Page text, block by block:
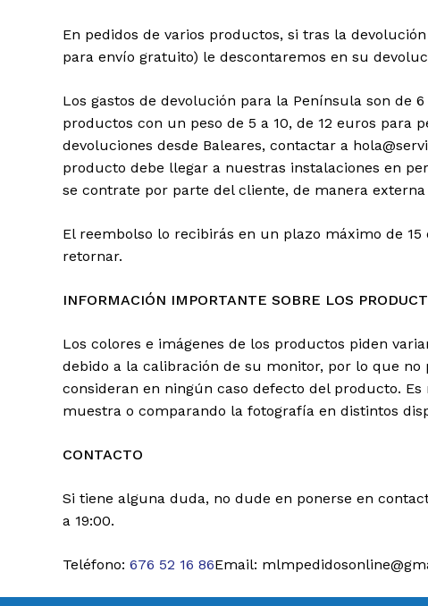
En pedidos de varios productos, si tras la
para envío gratuito) le descontaremos en su
Los gastos de devolución para la Península son de
productos con un peso de 5 a 10, de 12 euros para
devoluciones desde Baleares, contactar a
producto debe llegar a nuestras instalaciones en
se contrate por parte del cliente, de manera externa
El reembolso lo recibirás en un plazo máximo de
retornar.
INFORMACIÓN IMPORTANTE SOBRE LOS
Los colores e imágenes de los productos piden
debido a la calibración de su monitor, por lo que
consideran en ningún caso defecto del producto.
muestra o comparando la fotografía en distintos
CONTACTO
Si tiene alguna duda, no dude en ponerse en
a 19:00.
Teléfono: 676 52 16 86Email: